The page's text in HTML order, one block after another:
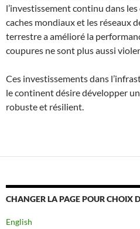
l’investissement continu dans
caches mondiaux et les réseaux
terrestre a amélioré la
coupures ne sont plus aussi
Ces investissements dans
le continent désire développer
robuste et résilient.
CHANGER LA PAGE POUR CHOIX
English